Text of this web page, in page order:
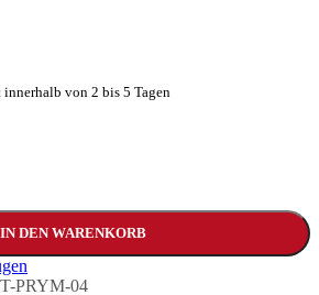
von 2 bis 5 Tagen
IN DEN WARENKORB
PRYM-04